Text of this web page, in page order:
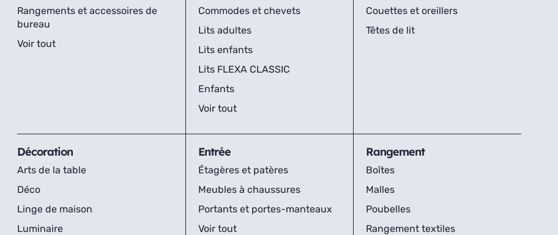
Rangements et accessoires de
bureau
Voir tout
Commodes et chevets
Lits adultes
Lits enfants
Lits FLEXA CLASSIC
Enfants
Voir tout
Couettes et oreillers
Têtes de lit
Décoration
Arts de la table
Déco
Linge de maison
Luminaire
Entrée
Étagères et patères
Meubles à chaussures
Portants et portes-manteaux
Voir tout
Rangement
Boîtes
Malles
Poubelles
Rangement textiles